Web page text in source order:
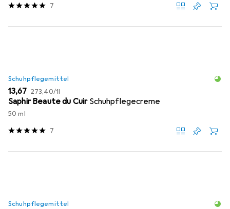
7
Schuhpflegemittel
EUR
13,67 EUR
273,40/1l
Saphir Beaute du Cuir Schuhpflegecreme
50 ml
7
Schuhpflegemittel